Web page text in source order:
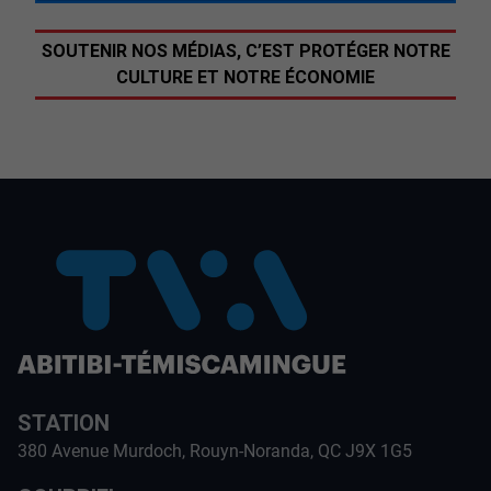
SOUTENIR NOS MÉDIAS, C’EST PROTÉGER NOTRE
CULTURE ET NOTRE ÉCONOMIE
STATION
380 Avenue Murdoch, Rouyn-Noranda, QC J9X 1G5